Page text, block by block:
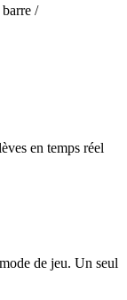
/
en temps réel
de jeu. Un seul